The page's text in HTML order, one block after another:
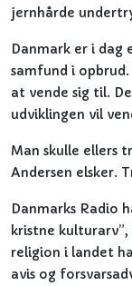
jernhårde
Danmark er i
samfund i
at vende sig til.
udviklingen vil
Man skulle ellers
Andersen elsker.
Danmarks Radio
kristne
religion i landet
avis og